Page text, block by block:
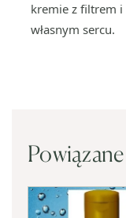
kremie z filtrem i
własnym sercu.